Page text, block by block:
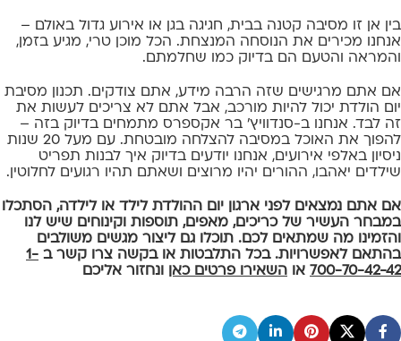
בין אן זו מסיבה קטנה בבית, חגיגה בגן או אירוע גדול באולם –
אנחנו מכירים את הנוסחה המנצחת. הכל מוכן טרי, מגיע בזמן,
והמראה והטעם הם בדיוק כמו שחלמתם.
אם אתם מרגישים שזה הרבה מידע, אתם צודקים. תכנון מסיבת
יום הולדת יכול להיות מורכב, אבל אתם לא צריכים לעשות את
זה לבד. אנחנו ב-סנדוויץ' בר אקספרס מתמחים בדיוק בזה –
להפוך את האוכל במסיבה להצלחה מובטחת. עם מעל 20 שנות
ניסיון באלפי אירועים, אנחנו יודעים בדיוק איך לבנות תפריט
שילדים יאהבו, ההורים יהיו מרוצים ושאתם תהיו רגועים לחלוטין.
אם אתם נמצאים לפני ארגון יום ההולדת לילד או לילדה, הסתכלו
במבחר העשיר של כריכים, מאפים, תוספות וקינוחים שיש לנו
והזמינו מה שמתאים לכם. תוכלו גם ליצור מגשים משולבים
בהתאם לאפשרויות. בכל התלבטות או בקשה צרו קשר ב 1-
700-70-42-42 או השאירו פרטים כאן ונחזור אליכם